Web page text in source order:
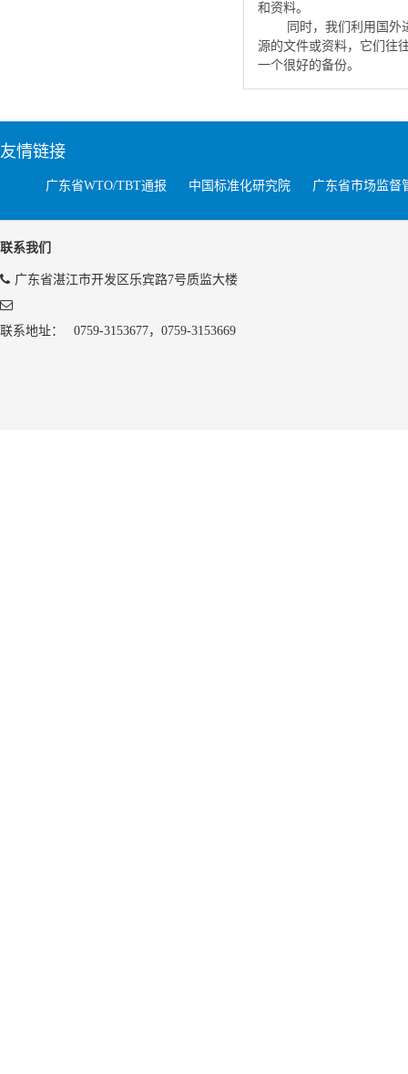
和资料。
同时，我们利用国
源的文件或资料，它们往
一个很好的备份。
友情链接
广东省WTO/TBT通报 中国标准化研究院 广东省市场监督
联系我们
广东省湛江市开发区乐宾路7号质监大楼
联系地址： 0759-3153677，0759-3153669